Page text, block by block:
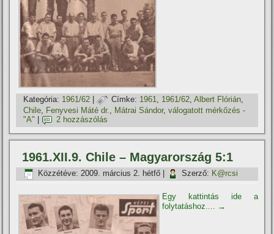
Kategória: 1961/62 | Címke: 1961, 1961/62,Albert Flórián,
Chile Fenyvesi Máté dr. Mátrai Sándor,válogatott mérkőzés -
"A"
2 hozzászólás
1961.XII.9. Chile – Magyarország 5:1
Közzétéve: 2009. március 2. hétfő Szerző: K@rcsi
Egy kattintás ide a
folytatáshoz....
→